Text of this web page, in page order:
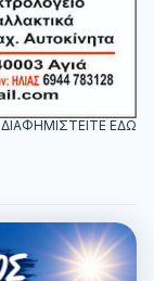
ΔΙΑΦΗΜΙΣΤΕΙΤΕ ΕΔΩ